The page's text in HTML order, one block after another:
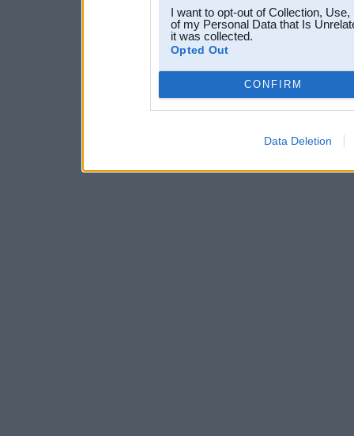
I want to opt-out of Collection,
of my Personal Data that Is
it was collected.
Opted Out
CONFIRM
Data Deletion